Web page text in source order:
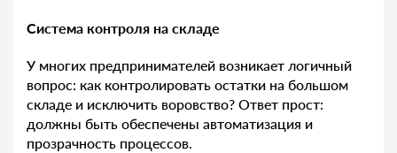
Система контроля на складе
У многих предпринимателей возникает логичный
вопрос: как контролировать остатки на большом
складе и исключить воровство? Ответ прост:
должны быть обеспечены автоматизация и
прозрачность процессов.